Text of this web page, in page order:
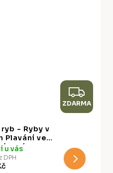
Z
D
M
ZDARMA
- Ryby v
Plavání ve
u vás
DPH